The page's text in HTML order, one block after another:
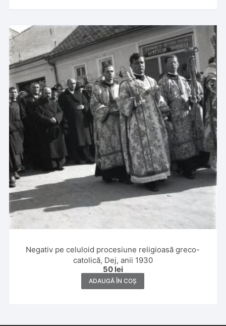
Negativ pe celuloid procesiune religioasă greco-
catolică, Dej, anii 1930
50 lei
ADAUGĂ ÎN COȘ